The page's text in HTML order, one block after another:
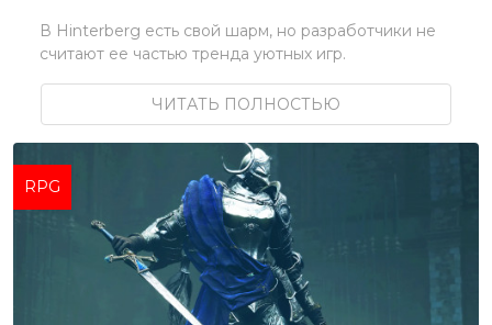
В Hinterberg есть свой шарм, но разработчики не
считают ее частью тренда уютных игр.
ЧИТАТЬ ПОЛНОСТЬЮ
RPG